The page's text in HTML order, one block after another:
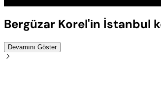
Bergüzar Korel'in İstanbul
Devamını Göster